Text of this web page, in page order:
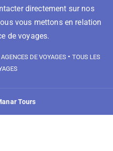
directement sur nos
vous mettons en relation
de voyages.
AGENCES DE VOYAGES • TOUS LES
Tours